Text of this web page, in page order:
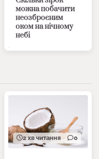
можна побачити
неозброєним
оком на нічному
небі
2 хв читання 0